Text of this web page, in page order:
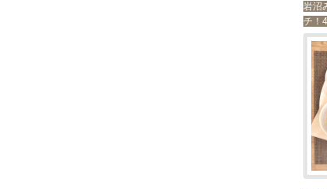
岩沼
チ！